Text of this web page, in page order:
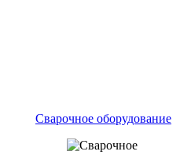
Сварочное оборудование